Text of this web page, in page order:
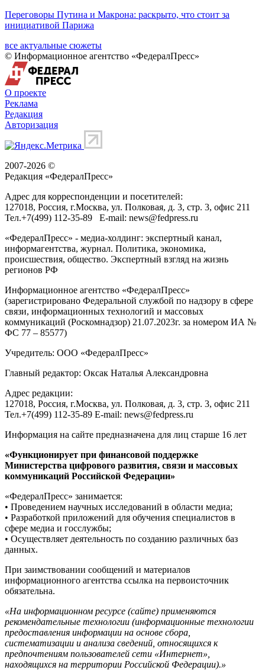
Переговоры Путина и Макрона: раскрыто, что стоит за
инициативой Парижа
все актуальные сюжеты
© Информационное агентство «ФедералПресс»
О проекте
Реклама
Редакция
Авторизация
2007-2026 ©
Редакция «ФедералПресс»
Адрес для корреспонденции и посетителей:
127018, Россия, г.Москва, ул. Полковая, д. 3, стр. 3, офис 211
Тел.+7(499) 112-35-89 E-mail: news@fedpress.ru
«ФедералПресс» - медиа-холдинг: экспертный канал,
информагентства, журнал. Политика, экономика,
происшествия, общество. Экспертный взгляд на жизнь
регионов РФ
Информационное агентство «ФедералПресс»
(зарегистрировано Федеральной службой по надзору в сфере
связи, информационных технологий и массовых
коммуникаций (Роскомнадзор) 21.07.2023г. за номером ИА №
ФС 77 – 85577)
Учредитель: ООО «ФедералПресс»
Главный редактор: Оксак Наталья Александровна
Адрес редакции:
127018, Россия, г.Москва, ул. Полковая, д. 3, стр. 3, офис 211
Тел.+7(499) 112-35-89 E-mail: news@fedpress.ru
Информация на сайте предназначена для лиц старше 16 лет
«Функционирует при финансовой поддержке
Министерства цифрового развития, связи и массовых
коммуникаций Российской Федерации»
«ФедералПресс» занимается:
• Проведением научных исследований в области медиа;
• Разработкой приложений для обучения специалистов в
сфере медиа и госслужбы;
• Осуществляет деятельность по созданию различных баз
данных.
При заимствовании сообщений и материалов
информационного агентства ссылка на первоисточник
обязательна.
«На информационном ресурсе (сайте) применяются
рекомендательные технологии (информационные технологии
предоставления информации на основе сбора,
систематизации и анализа сведений, относящихся к
предпочтениям пользователей сети «Интернет»,
находящихся на территории Российской Федерации).»